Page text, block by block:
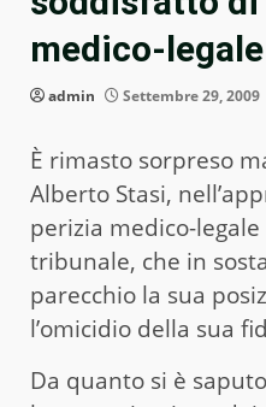
medico-legale
admin Settembre 29, 2009
È rimasto sorpreso
Alberto Stasi,
perizia medico-
tribunale, che in
parecchio la sua
l’omicidio della sua
Da quanto si è